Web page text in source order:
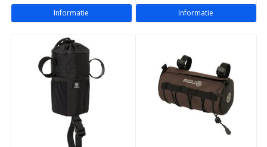
Informatie Informatie